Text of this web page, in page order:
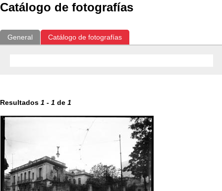
Catálogo de fotografías
General Catálogo de fotografías
Resultados 1 - 1 de 1